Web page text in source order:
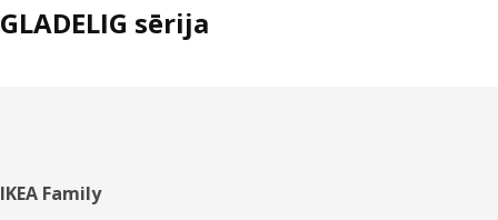
GLADELIG sērija
Kājene
IKEA Family